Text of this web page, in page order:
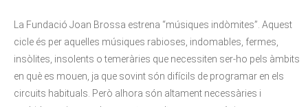
La Fundació Joan Brossa estrena “músiques indòmites”. Aquest
cicle és per aquelles músiques rabioses, indomables, fermes,
insòlites, insolents o temeràries que necessiten ser-ho pels àmbits
en què es mouen, ja que sovint són difícils de programar en els
circuits habituals. Però alhora són altament necessàries i